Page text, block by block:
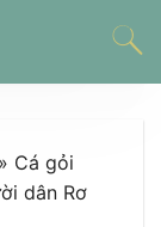
» Cá gỏi
dân Rơ